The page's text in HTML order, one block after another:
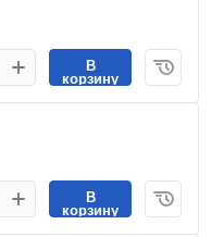
В
корзину
В
корзину